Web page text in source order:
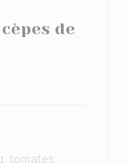
de
tomates,